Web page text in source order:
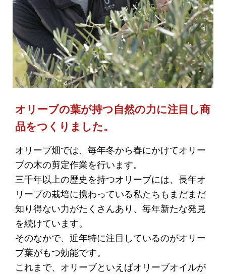
オリーブの葉が持つ自然の力に注目し商
品をつくりました。
オリーブ畑では、毎年冬から春にかけてオリー
ブの木の剪定作業を行います。
三千年以上の歴史を持つオリーブには、長年オ
リーブの栽培に携わっている私たちもまだまだ
知り得ない力がたくさんあり、毎年新たな発見
を続けています。
そのなかで、近年特に注目しているのがオリー
ブ葉がもつ効能です。
これまで、オリーブといえばオリーブオイルが